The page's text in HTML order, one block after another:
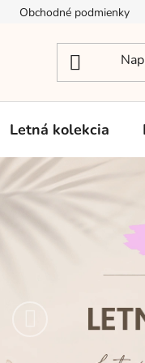
Obchodné podmienky
Letná kolekcia
Predchádzajúce